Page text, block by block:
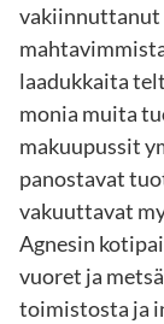
vakiinnuttanut
laadukkaita
monia muita
makuupussit
panostavat
vakuuttavat
Agnesin
vuoret ja
toimistosta ja